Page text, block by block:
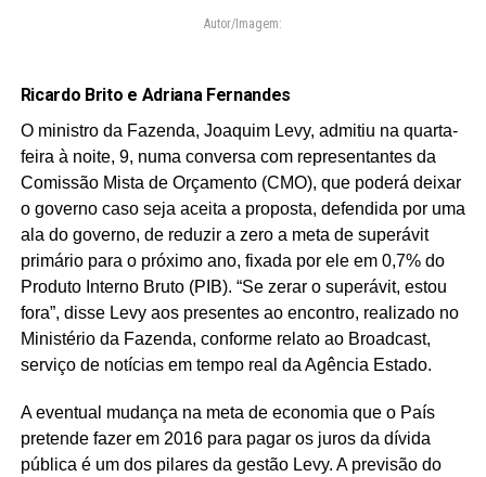
Autor/Imagem:
Ricardo Brito e Adriana Fernandes
O ministro da Fazenda, Joaquim Levy, admitiu na quarta-
feira à noite, 9, numa conversa com representantes da
Comissão Mista de Orçamento (CMO), que poderá deixar
o governo caso seja aceita a proposta, defendida por uma
ala do governo, de reduzir a zero a meta de superávit
primário para o próximo ano, fixada por ele em 0,7% do
Produto Interno Bruto (PIB). “Se zerar o superávit, estou
fora”, disse Levy aos presentes ao encontro, realizado no
Ministério da Fazenda, conforme relato ao Broadcast,
serviço de notícias em tempo real da Agência Estado.
A eventual mudança na meta de economia que o País
pretende fazer em 2016 para pagar os juros da dívida
pública é um dos pilares da gestão Levy. A previsão do